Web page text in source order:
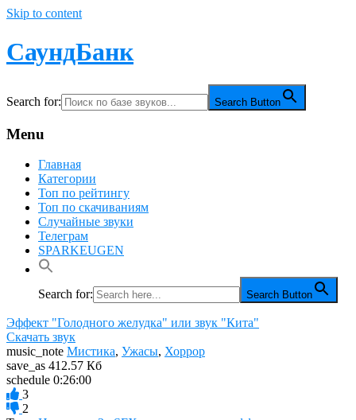
Skip to content
СаундБанк
Search for: Search Button
Menu
Главная
Категории
Топ по рейтингу
Топ по скачиваниям
Случайные звуки
Телеграм
SPARKEUGEN
Search for: Search Button
Эффект "Голодного желудка" или звук "Кита"
Скачать звук
music_note Мистика, Ужасы, Хоррор
save_as 412.57 Кб
schedule 0:26:00
3
2